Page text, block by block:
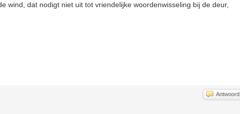
wind, dat nodigt niet uit tot vriendelijke woordenwisseling bij de deur,
Antwoord